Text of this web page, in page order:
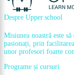
Despre Upper.school
Misiunea noastră este
pasionați, prin
unor profesori foarte
Programe și cursuri